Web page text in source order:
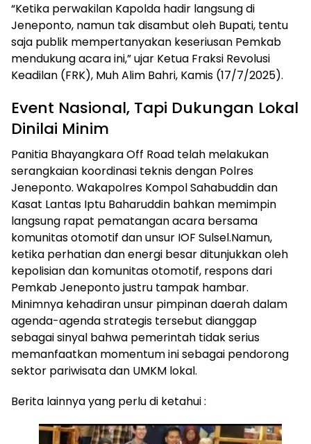
“Ketika perwakilan Kapolda hadir langsung di
Jeneponto, namun tak disambut oleh Bupati, tentu
saja publik mempertanyakan keseriusan Pemkab
mendukung acara ini,” ujar Ketua Fraksi Revolusi
Keadilan (FRK), Muh Alim Bahri, Kamis (17/7/2025).
Event Nasional, Tapi Dukungan Lokal
Dinilai Minim
Panitia Bhayangkara Off Road telah melakukan
serangkaian koordinasi teknis dengan Polres
Jeneponto. Wakapolres Kompol Sahabuddin dan
Kasat Lantas Iptu Baharuddin bahkan memimpin
langsung rapat pematangan acara bersama
komunitas otomotif dan unsur IOF Sulsel.Namun,
ketika perhatian dan energi besar ditunjukkan oleh
kepolisian dan komunitas otomotif, respons dari
Pemkab Jeneponto justru tampak hambar.
Minimnya kehadiran unsur pimpinan daerah dalam
agenda-agenda strategis tersebut dianggap
sebagai sinyal bahwa pemerintah tidak serius
memanfaatkan momentum ini sebagai pendorong
sektor pariwisata dan UMKM lokal.
Berita lainnya yang perlu di ketahui :